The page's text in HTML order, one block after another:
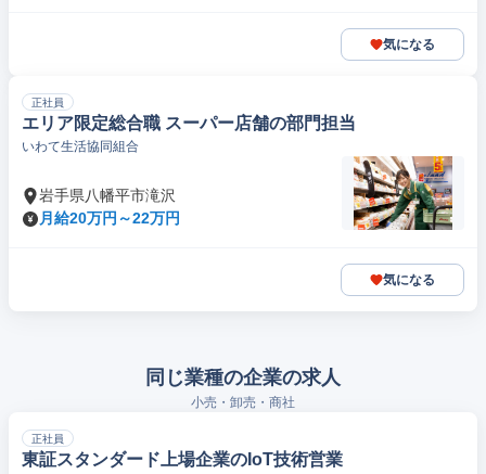
気になる
正社員
エリア限定総合職 スーパー店舗の部門担当
いわて生活協同組合
岩手県八幡平市滝沢
月給20万円～22万円
気になる
同じ業種の企業の求人
小売・卸売・商社
正社員
東証スタンダード上場企業のIoT技術営業